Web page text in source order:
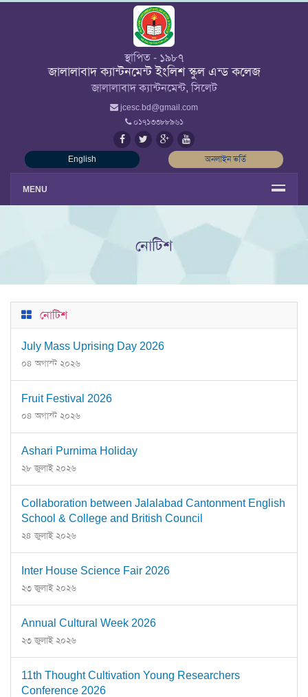
স্থাপিত - ১৯৮৭
জালালাবাদ ক্যান্টনমেন্ট ইংলিশ স্কুল এন্ড কলেজ
জালালাবাদ ক্যান্টনমেন্ট, সিলেট
jcesc.bd@gmail.com
০১৭১৩৩৮৮৯৬১
English অনলাইন ভর্তি
MENU
নোটিশ
নোটিশ
July Mass Uprising Day 2026
০৪ অগাস্ট ২০২৬
Fruit Festival 2026
০৪ অগাস্ট ২০২৬
Ashari Purnima Holiday
২৮ জুলাই ২০২৬
Collaboration between Jalalabad Cantonment English
School & College and British Council
২৪ জুলাই ২০২৬
Inter House Science Fair 2026
২৩ জুলাই ২০২৬
Annual Cultural Week 2026
২৩ জুলাই ২০২৬
11th Thought Cultivation Young Researchers
Conference 2026